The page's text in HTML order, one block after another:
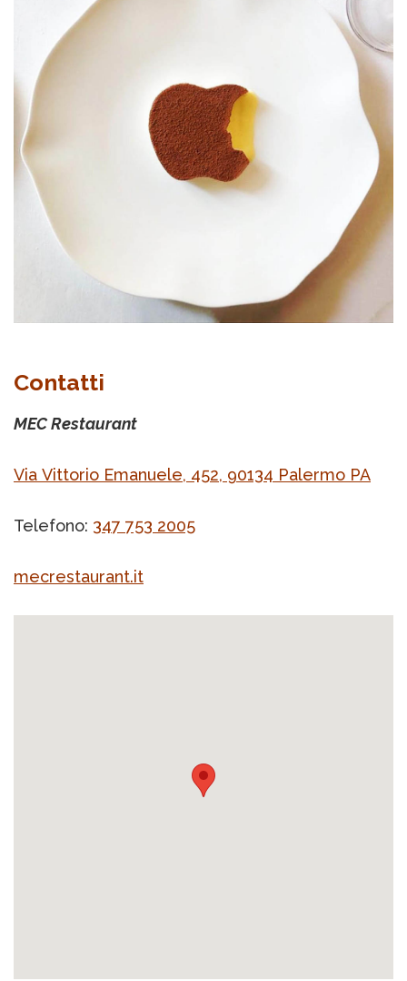
Contatti
MEC Restaurant
Via Vittorio Emanuele, 452, 90134 Palermo PA
Telefono: 347 753 2005
mecrestaurant.it